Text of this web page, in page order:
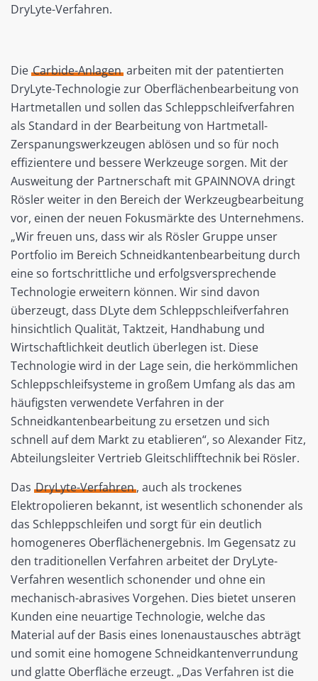
DryLyte-Verfahren.
Die Carbide-Anlagenarbeiten mit der patentierten
DryLyte-Technologie zur Oberflächenbearbeitung von
Hartmetallen und sollen das Schleppschleifverfahren
als Standard in der Bearbeitung von Hartmetall-
Zerspanungswerkzeugen ablösen und so für noch
effizientere und bessere Werkzeuge sorgen. Mit der
Ausweitung der Partnerschaft mit GPAINNOVA dringt
Rösler weiter in den Bereich der Werkzeugbearbeitung
vor, einen der neuen Fokusmärkte des Unternehmens.
„Wir freuen uns, dass wir als Rösler Gruppe unser
Portfolio im Bereich Schneidkantenbearbeitung durch
eine so fortschrittliche und erfolgsversprechende
Technologie erweitern können. Wir sind davon
überzeugt, dass DLyte dem Schleppschleifverfahren
hinsichtlich Qualität, Taktzeit, Handhabung und
Wirtschaftlichkeit deutlich überlegen ist. Diese
Technologie wird in der Lage sein, die herkömmlichen
Schleppschleifsysteme in großem Umfang als das am
häufigsten verwendete Verfahren in der
Schneidkantenbearbeitung zu ersetzen und sich
schnell auf dem Markt zu etablieren“, so Alexander Fitz,
Abteilungsleiter Vertrieb Gleitschlifftechnik bei Rösler.
Das DryLyte-Verfahren, auch als trockenes
Elektropolieren bekannt, ist wesentlich schonender als
das Schleppschleifen und sorgt für ein deutlich
homogeneres Oberflächenergebnis. Im Gegensatz zu
den traditionellen Verfahren arbeitet der DryLyte-
Verfahren wesentlich schonender und ohne ein
mechanisch-abrasives Vorgehen. Dies bietet unseren
Kunden eine neuartige Technologie, welche das
Material auf der Basis eines Ionenaustausches abträgt
und somit eine homogene Schneidkantenverrundung
und glatte Oberfläche erzeugt. „Das Verfahren ist die